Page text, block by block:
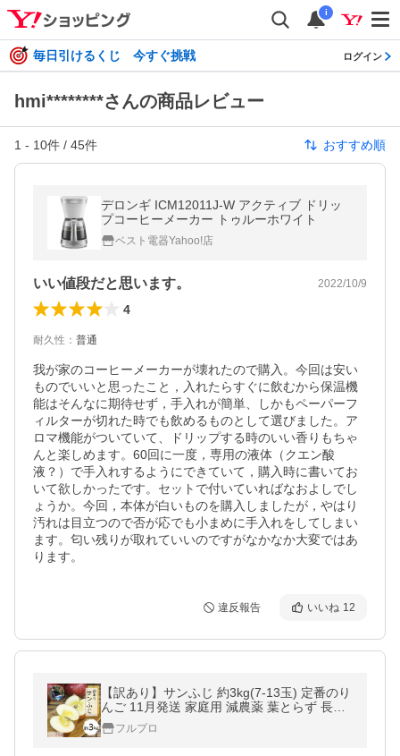
i
毎日引けるくじ 今すぐ挑戦 ログイン
hmi********さんの商品レビュー
1 - 10件 / 45件 おすすめ順
デロンギ ICM12011J-W アクティブ ドリッ
プコーヒーメーカー トゥルーホワイト
ベスト電器Yahoo!店
いい値段だと思います。 2022/10/9
4
耐久性 ： 普通
我が家のコーヒーメーカーが壊れたので購入。今回は安い
ものでいいと思ったこと，入れたらすぐに飲むから保温機
能はそんなに期待せず，手入れが簡単、しかもペーパーフ
ィルターが切れた時でも飲めるものとして選びました。ア
ロマ機能がついていて、ドリップする時のいい香りもちゃ
んと楽しめます。60回に一度，専用の液体（クエン酸
液？）で手入れするようにできていて，購入時に書いてお
いて欲しかったです。セットで付いていればなおよしでし
ょうか。今回，本体が白いものを購入しましたが，やはり
汚れは目立つので否が応でも小まめに手入れをしてしまい
ます。匂い残りが取れていいのですがなかなか大変ではあ
ります。
違反報告 いいね 12
【訳あり】サンふじ 約3kg(7-13玉) 定番のり
んご 11月発送 家庭用 減農薬 葉とらず 長野
県産 送料無料 #NAF0B030
フルプロ